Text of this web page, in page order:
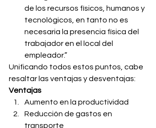
de los recursos físicos, humanos y
tecnológicos, en tanto no es
necesaria la presencia física del
trabajador en el local del
empleador.”
Unificando todos estos puntos, cabe
resaltar las ventajas y desventajas:
Ventajas
Aumento en la productividad
Reducción de gastos en
transporte